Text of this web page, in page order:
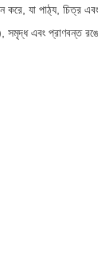
করে, যা পাঠ্য, চিত্র
সমৃদ্ধ এবং প্রাণবন্ত